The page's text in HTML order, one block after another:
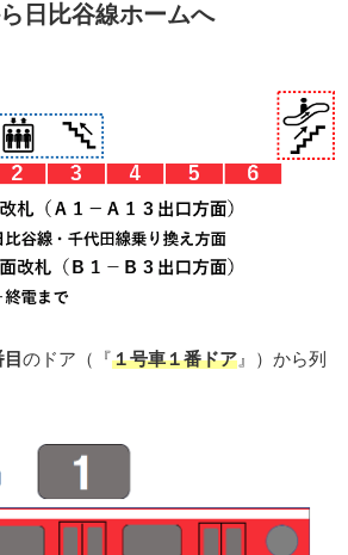
日比谷線ホームへ
のドア（『１号車１番ドア 』）から列